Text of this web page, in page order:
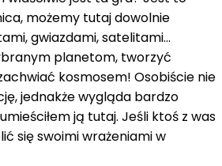
możemy tutaj dowolnie
gwiazdami, satelitami...
planetom, tworzyć
kosmosem! Osobiście nie
jednakże wygląda bardzo
ją tutaj. Jeśli ktoś z was
się swoimi wrażeniami w